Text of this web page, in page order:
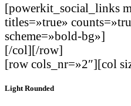
[powerkit_social_links
titles=»true»
scheme=»bold-bg»]
[/col][/row]
[row cols_nr=»2″][col
Light Rounded